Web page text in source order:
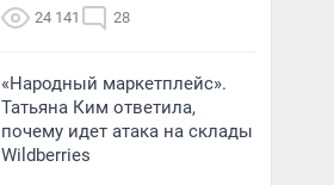
24 141 28
«Народный маркетплейс».
Татьяна Ким ответила,
почему идет атака на склады
Wildberries